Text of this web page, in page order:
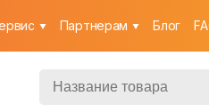
Партнерам Блог